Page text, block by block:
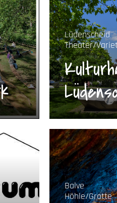
Lüdenscheid
Theater/
Balve
Höhle/Grotte